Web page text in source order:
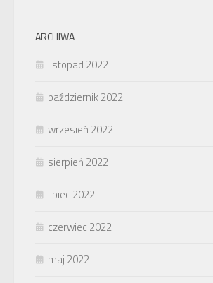
ARCHIWA
listopad 2022
październik 2022
wrzesień 2022
sierpień 2022
lipiec 2022
czerwiec 2022
maj 2022